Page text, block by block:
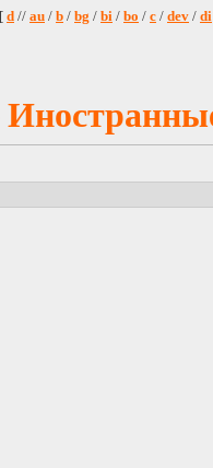
[ d // au / b / bg / bi / bo / c / dev / di